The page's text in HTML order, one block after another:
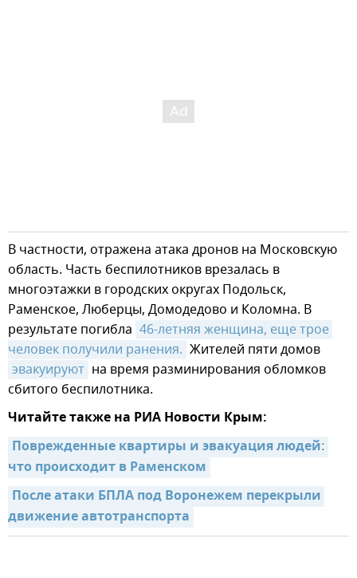
В частности, отражена атака дронов на Московскую
область. Часть беспилотников врезалась в
многоэтажки в городских округах Подольск,
Раменское, Люберцы, Домодедово и Коломна. В
результате погибла 46-летняя женщина, еще трое
человек получили ранения. Жителей пяти домов
эвакуируют на время разминирования обломков
сбитого беспилотника.
Читайте также на РИА Новости Крым:
Поврежденные квартиры и эвакуация людей:
что происходит в Раменском
После атаки БПЛА под Воронежем перекрыли
движение автотранспорта